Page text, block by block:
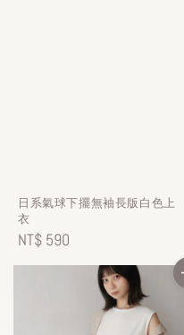
日系氣球下擺無袖長版白色上
衣
Regular
price
NT$ 590